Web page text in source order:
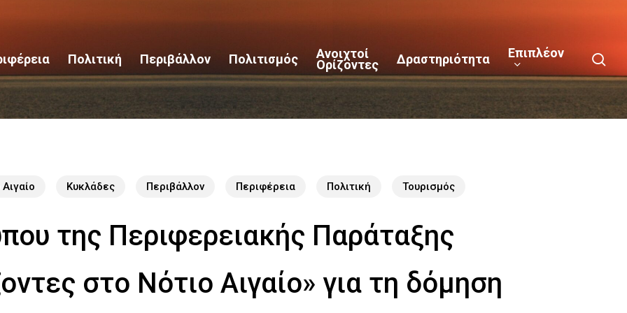
Πολιτική Περιβάλλον Πολιτισμός Ανοιχτοί
Ορίζοντες Δραστηριότητα Επιπλέον
Κυκλάδες Περιβάλλον Περιφέρεια Πολιτική Τουρισμός
της Περιφερειακής Παράταξης
στο Νότιο Αιγαίο» για τη δόμηση